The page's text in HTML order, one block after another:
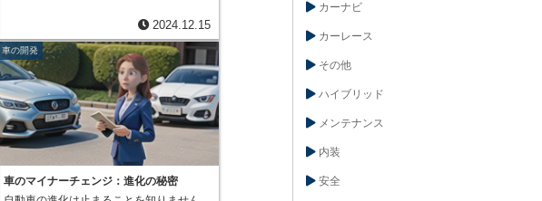
にかかる費用と時間を大幅に減らすことが
できます。また、急ブレーキをかけた時の
車の安定性や、カーブを曲がるときの車体
の傾き具合なども、動解析で確認できま
す。これらのシミュレーション結果をもと
に、設計の修正を繰り返すことで、より安
全で快適な乗り心地の車を作ることができ
るのです。動解析は、高性能で安全な車を
作る上で、なくてはならない技術と言える
でしょう。
を指します。身近な例で説明すると、はさ
みで紙を切る状況を考えてみましょう。は
さみの刃は、紙に対して上下から挟み込む
形で力を加えます。この時、紙にはずらす
力がかかり、この力に耐えられなくなると
紙は切れます。この切れる瞬間に紙にかか
っていた力の大きさが、紙のせん断強さを
示しています。自動車の設計において、せ
ん断強さは非常に重要な役割を担っていま
す。車は走行中に様々な力を受けますが、
特に衝突事故の際には大きな力が加わりま
す。衝突時に車体や部品がどのように壊れ
るか、どれだけの力に耐えられるかを計算
2024.12.15
車の開発
車のマイナーチェンジ：進化の秘密
カーナビ
カーレース
その他
ハイブリッド
メンテナンス
内装
安全